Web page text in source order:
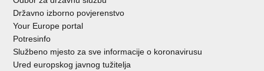
Državno izborno povjerenstvo
Your Europe portal
Potresinfo
Službeno mjesto za sve informacije o koronavirusu
Ured europskog javnog tužitelja